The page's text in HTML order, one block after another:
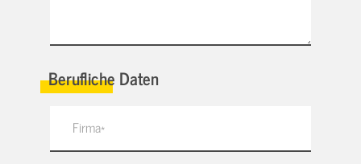
Berufliche Daten